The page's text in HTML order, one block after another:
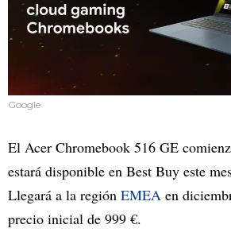
Google
El Acer Chromebook 516 GE
estará disponible en Best Buy este
Llegará a la región EMEA en
precio inicial de 999 €.